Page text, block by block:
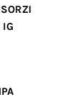
IG